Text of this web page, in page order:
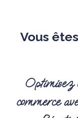
Vous êtes
Optimisez
commerce